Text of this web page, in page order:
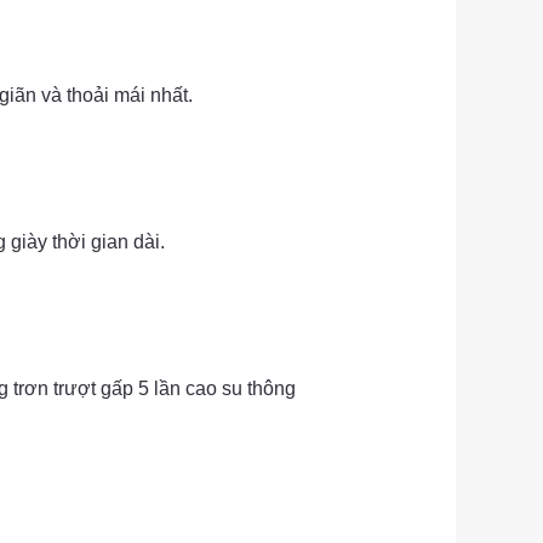
và thoải mái nhất.
giày thời gian dài.
trơn trượt gấp 5 lần cao su thông